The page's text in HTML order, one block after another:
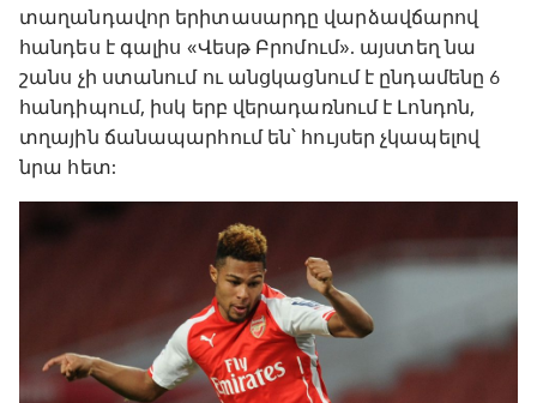
տաղանդավոր երիտասարդը վարձավճարով
հանդես է գալիս «Վեսթ Բրոմում». այստեղ նա
շանս չի ստանում ու անցկացնում է ընդամենը 6
հանդիպում, իսկ երբ վերադառնում է Լոնդոն,
տղային ճանապարհում են՝ հույսեր չկապելով
նրա հետ: